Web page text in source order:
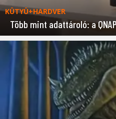
KÜTYÜ+HARDVER
Több mint adattároló: a